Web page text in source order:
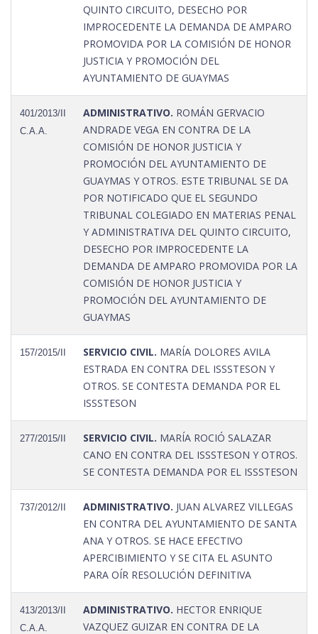
QUINTO CIRCUITO, DESECHO POR
IMPROCEDENTE LA DEMANDA DE AMPARO
PROMOVIDA POR LA COMISIÓN DE HONOR
JUSTICIA Y PROMOCIÓN DEL
AYUNTAMIENTO DE GUAYMAS
401/2013/II
C.A.A.
ADMINISTRATIVO. ROMÁN GERVACIO
ANDRADE VEGA EN CONTRA DE LA
COMISIÓN DE HONOR JUSTICIA Y
PROMOCIÓN DEL AYUNTAMIENTO DE
GUAYMAS Y OTROS. ESTE TRIBUNAL SE DA
POR NOTIFICADO QUE EL SEGUNDO
TRIBUNAL COLEGIADO EN MATERIAS PENAL
Y ADMINISTRATIVA DEL QUINTO CIRCUITO,
DESECHO POR IMPROCEDENTE LA
DEMANDA DE AMPARO PROMOVIDA POR LA
COMISIÓN DE HONOR JUSTICIA Y
PROMOCIÓN DEL AYUNTAMIENTO DE
GUAYMAS
157/2015/II SERVICIO CIVIL. MARÍA DOLORES AVILA
ESTRADA EN CONTRA DEL ISSSTESON Y
OTROS. SE CONTESTA DEMANDA POR EL
ISSSTESON
277/2015/II SERVICIO CIVIL. MARÍA ROCIÓ SALAZAR
CANO EN CONTRA DEL ISSSTESON Y OTROS.
SE CONTESTA DEMANDA POR EL ISSSTESON
737/2012/II ADMINISTRATIVO. JUAN ALVAREZ VILLEGAS
EN CONTRA DEL AYUNTAMIENTO DE SANTA
ANA Y OTROS. SE HACE EFECTIVO
APERCIBIMIENTO Y SE CITA EL ASUNTO
PARA OÍR RESOLUCIÓN DEFINITIVA
413/2013/II
C.A.A.
ADMINISTRATIVO. HECTOR ENRIQUE
VAZQUEZ GUIZAR EN CONTRA DE LA